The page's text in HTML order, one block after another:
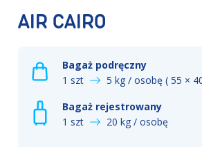
AIR CAIRO
Bagaż podręczny
1 szt
5 kg / osobę ( 55 ×
Bagaż rejestrowany
1 szt
20 kg / osobę